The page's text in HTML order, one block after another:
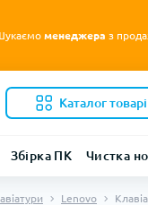
менеджера з
Каталог
Збірка ПК Чистка
Lenovo